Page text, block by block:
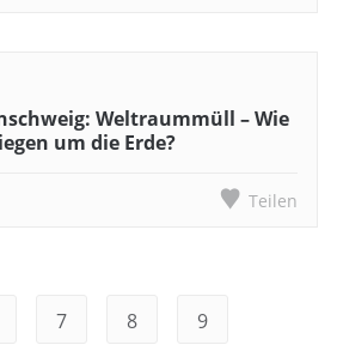
Weltraummüll – Wie
um die Erde?
Teilen
7 8 9